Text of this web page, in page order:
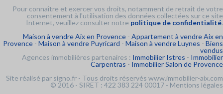
Pour connaître et exercer vos droits, notamment de retrait de votre
consentement à l'utilisation des données collectées sur ce site
Internet, veuillez consulter notre politique de confidentialité.
Maison à vendre Aix en Provence - Appartement à vendre Aix en
Provence - Maison à vendre Puyricard - Maison à vendre Luynes - Biens
vendus
Agences immobilières partenaires : Immobilier Istres - Immobilier
Carpentras - Immobilier Salon de Provence
Site réalisé par signo.fr - Tous droits réservés www.immobilier-aix.com
© 2016 - SIRET : 422 383 224 00017 - Mentions légales